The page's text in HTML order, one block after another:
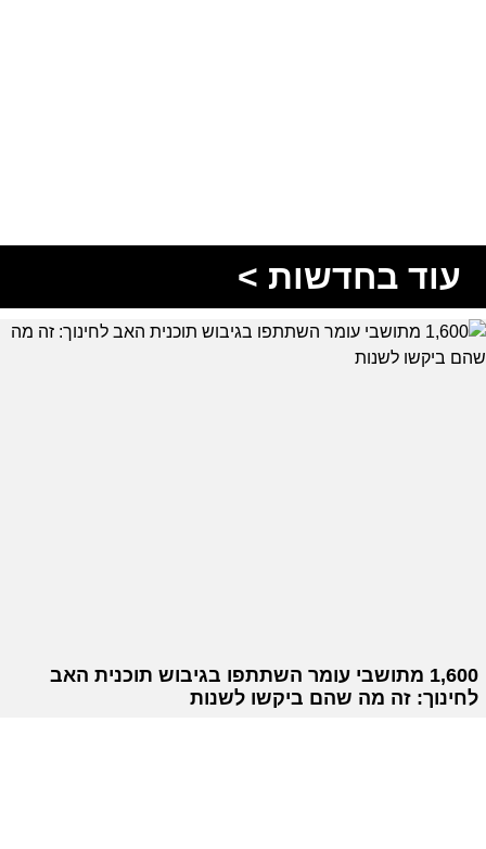
עוד בחדשות >
1,600 מתושבי עומר השתתפו בגיבוש תוכנית האב
לחינוך: זה מה שהם ביקשו לשנות